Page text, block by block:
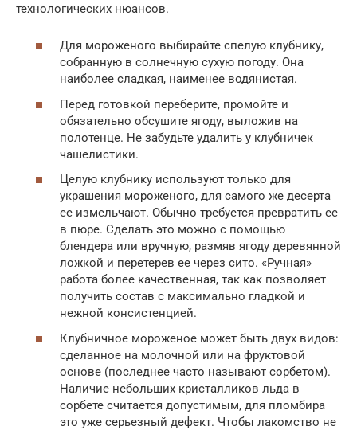
технологических нюансов.
Для мороженого выбирайте спелую клубнику,
собранную в солнечную сухую погоду. Она
наиболее сладкая, наименее водянистая.
Перед готовкой переберите, промойте и
обязательно обсушите ягоду, выложив на
полотенце. Не забудьте удалить у клубничек
чашелистики.
Целую клубнику используют только для
украшения мороженого, для самого же десерта
ее измельчают. Обычно требуется превратить ее
в пюре. Сделать это можно с помощью
блендера или вручную, размяв ягоду деревянной
ложкой и перетерев ее через сито. «Ручная»
работа более качественная, так как позволяет
получить состав с максимально гладкой и
нежной консистенцией.
Клубничное мороженое может быть двух видов:
сделанное на молочной или на фруктовой
основе (последнее часто называют сорбетом).
Наличие небольших кристалликов льда в
сорбете считается допустимым, для пломбира
это уже серьезный дефект. Чтобы лакомство не